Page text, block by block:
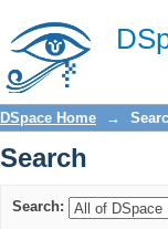
Search
DSpace Home →
Search
Search: